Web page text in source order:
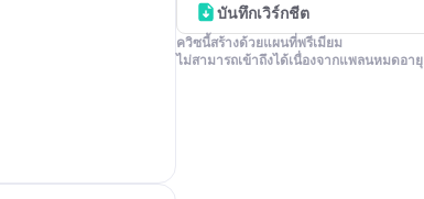
บันทึกเวิร์กชีต
ควิซนี้สร้างด้วยแผนที่พรีเมียม
ไม่สามารถเข้าถึงได้เนื่องจากแพลนหมดอายุ